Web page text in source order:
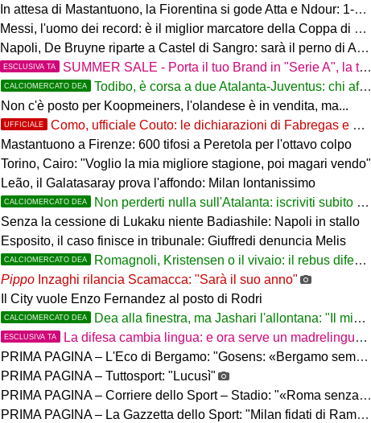
In attesa di Mastantuono, la Fiorentina si gode Atta e Ndour: 1-1 col Deportivo
Messi, l'uomo dei record: è il miglior marcatore della Coppa di Lega
Napoli, De Bruyne riparte a Castel di Sangro: sarà il perno di Allegri
ESCLUSIVA TA SUMMER SALE - Porta il tuo Brand in "Serie A", la tua azienda e professione titolare nel cuore dell'Atalanta
CALCIOMERCATO DEA Todibo, è corsa a due Atalanta-Juventus: chi affonderà il colpo?
Non c'è posto per Koopmeiners, l'olandese è in vendita, ma...
UFFICIALE Como, ufficiale Couto: le dichiarazioni di Fabregas e del brasiliano
Mastantuono a Firenze: 600 tifosi a Peretola per l'ottavo colpo
Torino, Cairo: "Voglio la mia migliore stagione, poi magari vendo"
Leão, il Galatasaray prova l'affondo: Milan lontanissimo
CALCIOMERCATO DEA Non perderti nulla sull'Atalanta: iscriviti subito al nostro canale WhatsApp!
Senza la cessione di Lukaku niente Badiashile: Napoli in stallo
Esposito, il caso finisce in tribunale: Giuffredi denuncia Melis
CALCIOMERCATO DEA Romagnoli, Kristensen o il vivaio: il rebus difesa dell'Atalanta
Pippo Inzaghi rilancia Scamacca: "Sarà il suo anno"
Il City vuole Enzo Fernandez al posto di Rodri
CALCIOMERCATO DEA Dea alla finestra, ma Jashari l'allontana: "Il mio cuore è sempre stato rossonero"
ESCLUSIVA TA La difesa cambia lingua: e ora serve un madrelingua della zona
PRIMA PAGINA – L'Eco di Bergamo: "Gosens: «Bergamo sempre casa mia. Incuriosito da Sarri»"
PRIMA PAGINA – Tuttosport: "Lucusì"
PRIMA PAGINA – Corriere dello Sport – Stadio: "«Roma senza limiti»"
PRIMA PAGINA – La Gazzetta dello Sport: "Milan fidati di Ramos"